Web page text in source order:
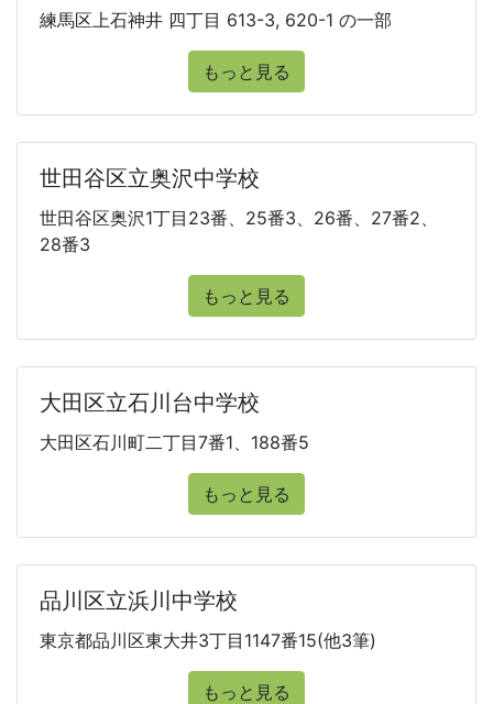
練馬区上石神井 四丁目 613-3, 620-1 の一部
もっと見る
世田谷区立奥沢中学校
世田谷区奥沢1丁目23番、25番3、26番、27番2、
28番3
もっと見る
大田区立石川台中学校
大田区石川町二丁目7番1、188番5
もっと見る
品川区立浜川中学校
東京都品川区東大井3丁目1147番15(他3筆)
もっと見る